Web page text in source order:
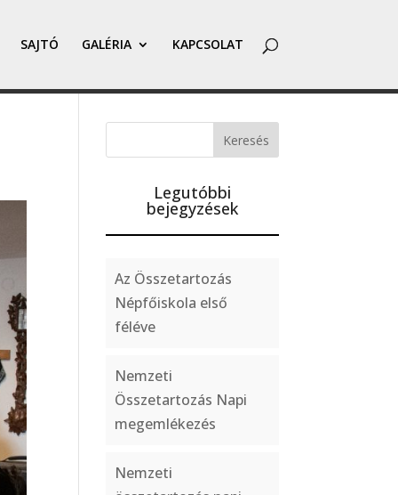
SAJTÓ GALÉRIA KAPCSOLAT
Legutóbbi
bejegyzések
Az Összetartozás
Népfőiskola első
féléve
Nemzeti
Összetartozás Napi
megemlékezés
Nemzeti